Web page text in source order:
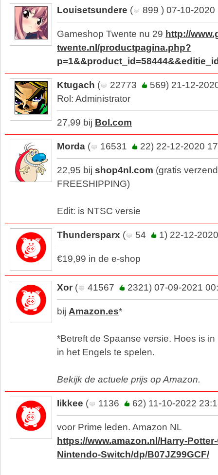
Louisetsundere ( 899 ) 07-10-2020
Gameshop Twente nu 29 http://
twente.nl/productpagina.php?
Ktugach ( 22773
569) 21-12-
Rol: Administrator
27,99 bij Bol.com
Morda ( 16531 22) 22-12-2020
22,95 bij shop4nl.com (gratis
FREESHIPPING)
Edit: is NTSC versie
Thundersparx ( 54 1) 22-12-
€19,99 in de e-shop
Xor ( 41567 2321) 07-09-2021
bij Amazon.es*
*Betreft de Spaanse versie. Hoes is
in het Engels te spelen.
Bekijk de actuele prijs op Amazon.
Iikkee ( 1136 62) 11-10-2022
voor Prime leden. Amazon NL
https://www.amazon.nl/Harry-
Nintendo-Switch/dp/B07JZ99GCF/